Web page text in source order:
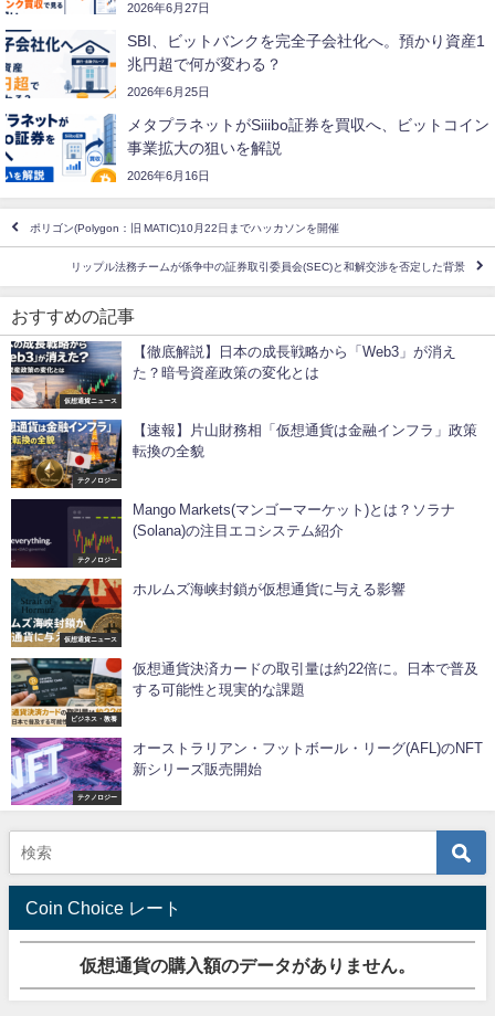
2026年6月27日
SBI、ビットバンクを完全子会社化へ。預かり資産1
兆円超で何が変わる？
2026年6月25日
メタプラネットがSiiibo証券を買収へ、ビットコイン
事業拡大の狙いを解説
2026年6月16日
ポリゴン(Polygon：旧 MATIC)10月22日までハッカソンを開催
リップル法務チームが係争中の証券取引委員会(SEC)と和解交渉を否定した背景
おすすめの記事
仮想通貨ニュース
【徹底解説】日本の成長戦略から「Web3」が消え
た？暗号資産政策の変化とは
テクノロジー
【速報】片山財務相「仮想通貨は金融インフラ」政策
転換の全貌
テクノロジー
Mango Markets(マンゴーマーケット)とは？ソラナ
(Solana)の注目エコシステム紹介
仮想通貨ニュース
ホルムズ海峡封鎖が仮想通貨に与える影響
ビジネス・教養
仮想通貨決済カードの取引量は約22倍に。日本で普及
する可能性と現実的な課題
テクノロジー
オーストラリアン・フットボール・リーグ(AFL)のNFT
新シリーズ販売開始
Coin Choice レート
仮想通貨の購入額のデータがありません。